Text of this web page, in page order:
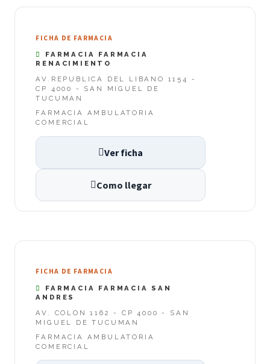
FICHA DE FARMACIA
FARMACIA FARMACIA
RENACIMIENTO
AV.REPUBLICA DEL LIBANO 1154 -
CP 4000 - SAN MIGUEL DE
TUCUMAN
FARMACIA AMBULATORIA
COMERCIAL
Ver ficha
Como llegar
FICHA DE FARMACIA
FARMACIA FARMACIA SAN
ANDRES
AV. COLON 1162 - CP 4000 - SAN
MIGUEL DE TUCUMAN
FARMACIA AMBULATORIA
COMERCIAL